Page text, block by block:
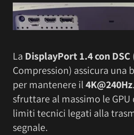
La DisplayPort 1.4 con DSC
Compression) assicura una
per mantenere il4K@240Hz
sfruttare al massimo le GPU
limiti tecnici legati alla
segnale.